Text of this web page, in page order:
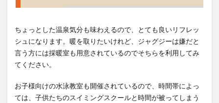
ちょっとした温泉気分も味わえるので、とても良いリフレッ
シュになります。暖を取りたいけれど、ジャグジーは嫌だと
言う方には採暖室も用意されているのでそちらを利用してみ
てください。
お子様向けの水泳教室も開催されているので、時間帯によっ
ては、子供たちのスイミングスクールと時間が被ってしまう